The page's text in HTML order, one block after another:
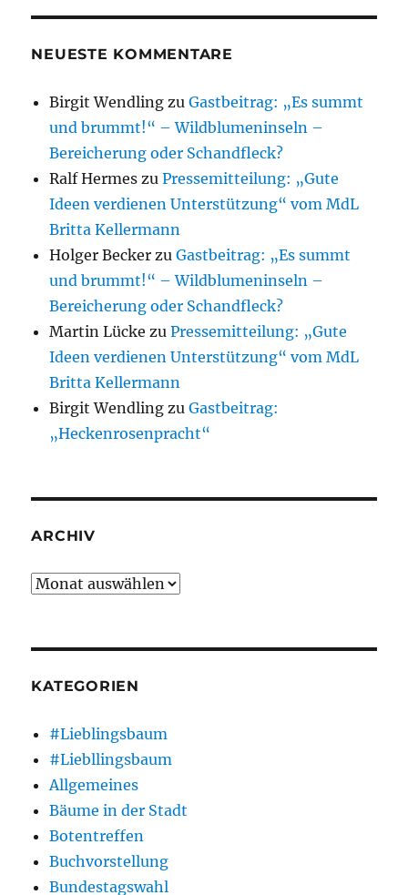
NEUESTE KOMMENTARE
Birgit Wendling zuGastbeitrag: „Es summt
und brummt!“ – Wildblumeninseln –
Bereicherung oder Schandfleck?
Ralf Hermes zuPressemitteilung: „Gute
Ideen verdienen Unterstützung“ vom MdL
Britta Kellermann
Holger Becker zuGastbeitrag: „Es summt
und brummt!“ – Wildblumeninseln –
Bereicherung oder Schandfleck?
Martin Lücke zuPressemitteilung: „Gute
Ideen verdienen Unterstützung“ vom MdL
Britta Kellermann
Birgit Wendling zuGastbeitrag:
„Heckenrosenpracht“
ARCHIV
Archiv
KATEGORIEN
#Lieblingsbaum
#Liebllingsbaum
Allgemeines
Bäume in der Stadt
Botentreffen
Buchvorstellung
Bundestagswahl